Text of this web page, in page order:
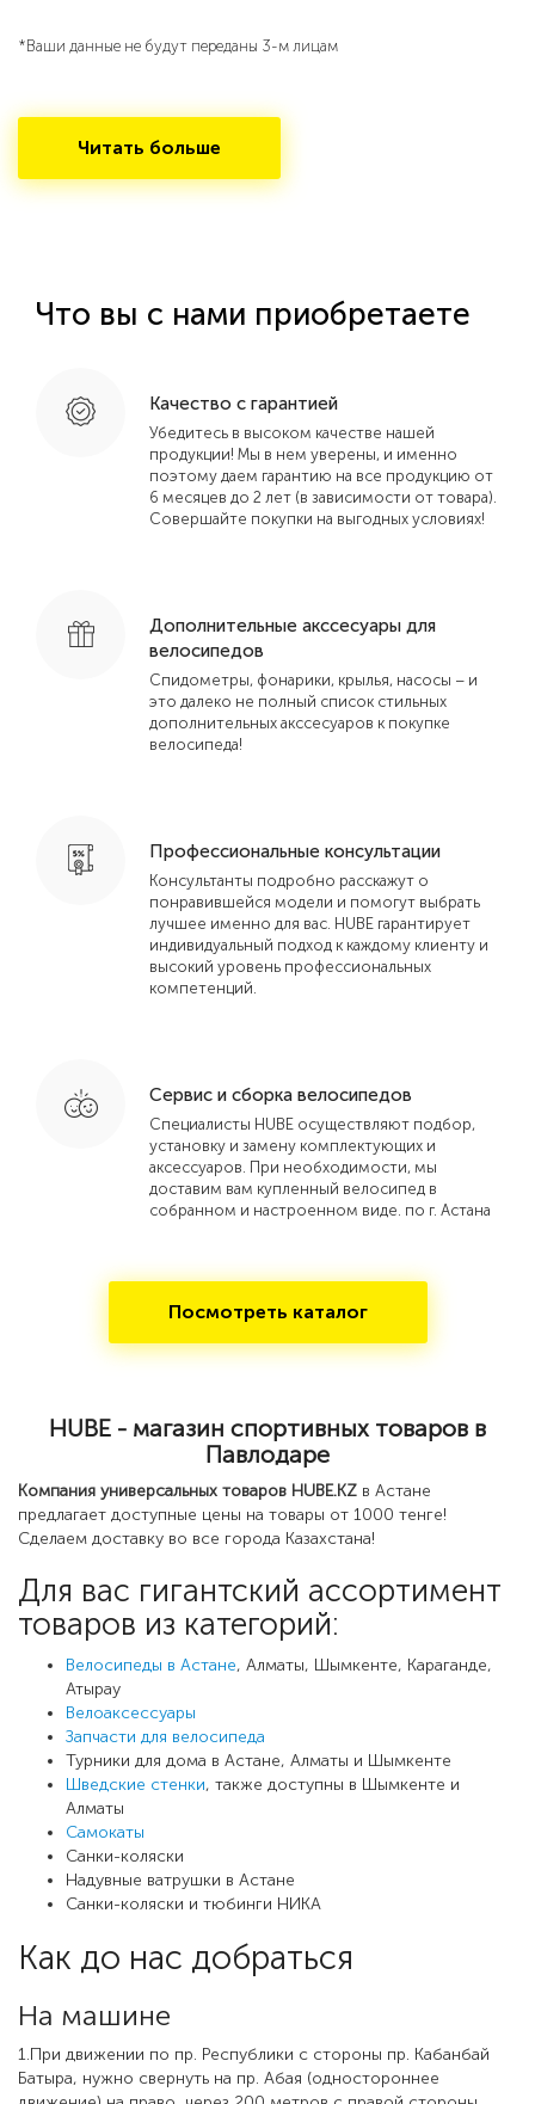
*Ваши данные не будут переданы 3-м лицам
Читать больше
Что вы с нами приобретаете
Качество с гарантией
Убедитесь в высоком качестве нашей
продукции! Мы в нем уверены, и именно
поэтому даем гарантию на все продукцию от
6 месяцев до 2 лет (в зависимости от товара).
Совершайте покупки на выгодных условиях!
Дополнительные акссесуары для
велосипедов
Спидометры, фонарики, крылья, насосы – и
это далеко не полный список стильных
дополнительных акссесуаров к покупке
велосипеда!
Профессиональные консультации
Консультанты подробно расскажут о
понравившейся модели и помогут выбрать
лучшее именно для вас. HUBE гарантирует
индивидуальный подход к каждому клиенту и
высокий уровень профессиональных
компетенций.
Сервис и сборка велосипедов
Специалисты HUBE осуществляют подбор,
установку и замену комплектующих и
аксессуаров. При необходимости, мы
доставим вам купленный велосипед в
собранном и настроенном виде. по г. Астана
Посмотреть каталог
HUBE - магазин спортивных товаров в
Павлодаре
Компания универсальных товаров HUBE.KZ в Астане
предлагает доступные цены на товары от 1000 тенге!
Сделаем доставку во все города Казахстана!
Для вас гигантский ассортимент
товаров из категорий:
Велосипеды в Астане , Алматы, Шымкенте, Караганде,
Атырау
Велоаксессуары
Запчасти для велосипеда
Турники для дома в Астане, Алматы и Шымкенте
Шведские стенки , также доступны в Шымкенте и
Алматы
Самокаты
Санки-коляски
Надувные ватрушки в Астане
Как до нас добраться
На машине
1.При движении по пр. Республики с стороны пр. Кабанбай
Батыра, нужно свернуть на пр. Абая (одностороннее